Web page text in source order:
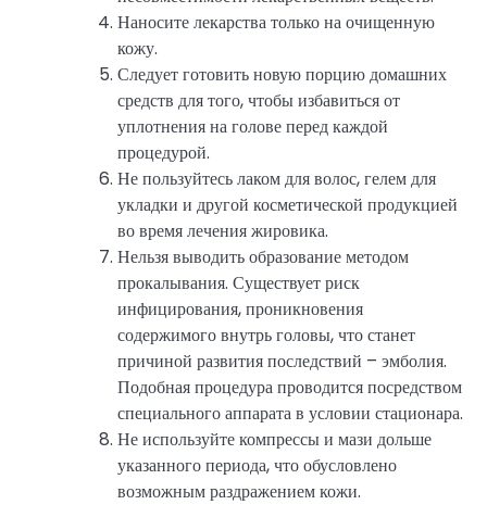
Наносите лекарства только на очищенную
кожу.
Следует готовить новую порцию домашних
средств для того, чтобы избавиться от
уплотнения на голове перед каждой
процедурой.
Не пользуйтесь лаком для волос, гелем для
укладки и другой косметической продукцией
во время лечения жировика.
Нельзя выводить образование методом
прокалывания. Существует риск
инфицирования, проникновения
содержимого внутрь головы, что станет
причиной развития последствий – эмболия.
Подобная процедура проводится посредством
специального аппарата в условии стационара.
Не используйте компрессы и мази дольше
указанного периода, что обусловлено
возможным раздражением кожи.